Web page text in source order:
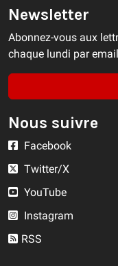
Newsletter
Abonnez-vous aux
chaque lundi par
Nous suivre
Facebook
Twitter/X
YouTube
Instagram
RSS